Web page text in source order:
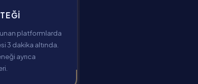
platformlarda
3 dakika altında.
ayrıca